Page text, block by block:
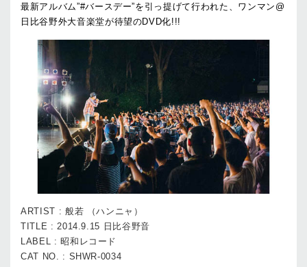
最新アルバム”#バースデー”を引っ提げて行われた、ワンマン@
日比谷野外大音楽堂が待望のDVD化!!!
ARTIST : 般若 （ハンニャ）
TITLE : 2014.9.15 日比谷野音
LABEL : 昭和レコード
CAT NO. : SHWR-0034